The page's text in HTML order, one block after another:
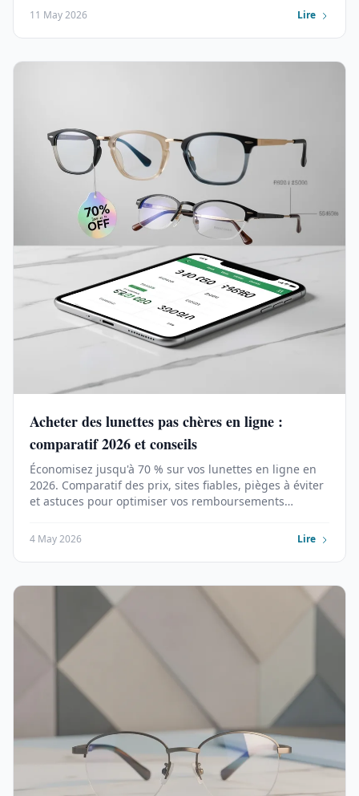
11 May 2026 Lire
Acheter des lunettes pas chères en ligne :
comparatif 2026 et conseils
Économisez jusqu'à 70 % sur vos lunettes en ligne en
2026. Comparatif des prix, sites fiables, pièges à éviter
et astuces pour optimiser vos remboursements
4 May 2026 Lire